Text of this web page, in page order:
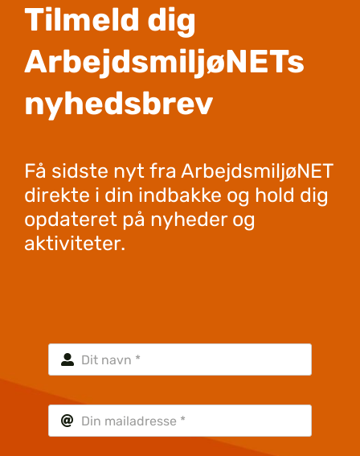
Tilmeld dig
ArbejdsmiljøNETs
nyhedsbrev
Få sidste nyt fra ArbejdsmiljøNET
direkte i din indbakke og hold dig
opdateret på nyheder og
aktiviteter.